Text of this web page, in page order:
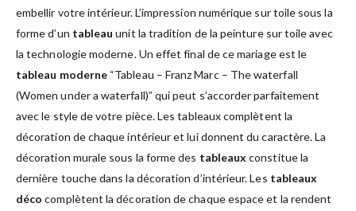
embellir votre intérieur. L’impression numérique sur toile sous la
forme d’un tableau unit la tradition de la peinture sur toile avec
la technologie moderne. Un effet final de ce mariage est le
tableau moderne “Tableau – Franz Marc – The waterfall
(Women under a waterfall)” qui peut s’accorder parfaitement
avec le style de votre pièce. Les tableaux complètent la
décoration de chaque intérieur et lui donnent du caractère. La
décoration murale sous la forme des tableaux constitue la
dernière touche dans la décoration d’intérieur. Les tableaux
déco complètent la décoration de chaque espace et la rendent